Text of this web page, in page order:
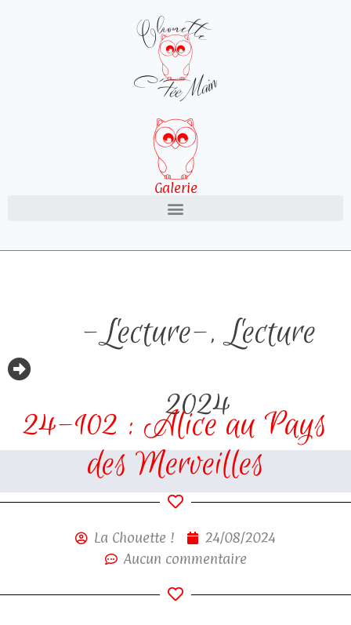
Galerie
-Lecture-,Lecture
2024
24-102 : Alice au Pays
des Merveilles
La Chouette !
24/08/2024
Aucun commentaire